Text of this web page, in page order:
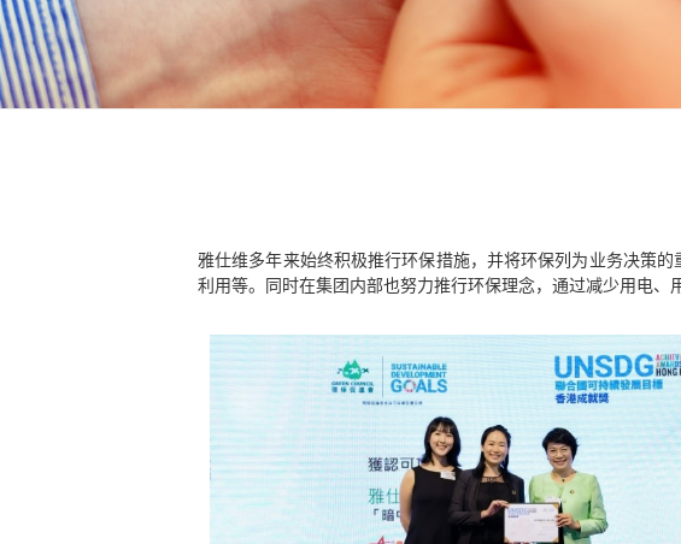
雅仕维多年来始终积极推行环保措施，并将环保列为业务决策
利用等。同时在集团内部也努力推行环保理念，通过减少用电、